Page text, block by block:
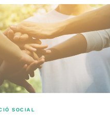
SOCIAL